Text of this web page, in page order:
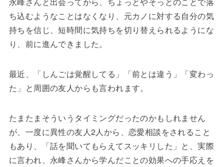
ち込むようなことはなくなり、元カノに対する自分の気
持ちを信じ、短時間に気持ちを切り替えられるようにな
り、前に進んできました。
最近、「しんごは覚醒してる」「前とは違う」「変わっ
た」と周囲の友人からも言われます。
たまたまそういうタイミングだったのかもしれません
が、一度に異性の友人2人から、恋愛相談をされること
もあり、「話を聞いてもらえてスッキリした」と、実際
に言われ、永峰さんから学んだことの効果への手応えを